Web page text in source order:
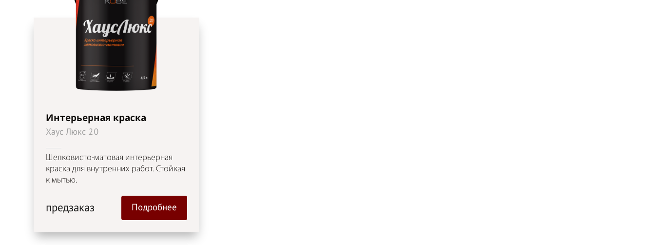
Интерьерная краска
Хаус Люкс 20
Шелковисто-матовая интерьерная
краска для внутренних работ. Стойкая
к мытью.
предзаказ Подробнее